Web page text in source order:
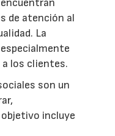
de atención al
La
los clientes.
son un
incluye